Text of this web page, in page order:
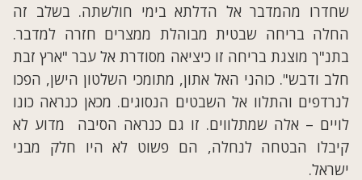
שחדרו מהמדבר אל הדלתא בימי חולשתה. בשלב זה
החלה בריחה שבטית מבוהלת ממצרים חזרה למדבר.
בתנ"ך מוצגת בריחה זו כיציאה מסודרת אל עבר "ארץ זבת
חלב ודבש". כוהני האל אתון, מתומכי השלטון הישן, הפכו
לנרדפים והתלוו אל השבטים הנסוגים. מכאן כנראה כונו
לויים – אלה שמתלווים. זו גם כנראה הסיבה מדוע לא
קיבלו הבטחה לנחלה, הם פשוט לא היו חלק מבני
ישראל.